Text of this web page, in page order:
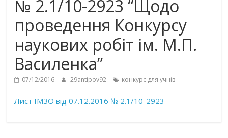
№ 2.1/10-2923 “Щодо
проведення Конкурсу
наукових робіт ім. М.П.
Василенка”
07/12/2016 29antipov92 конкурс для учнів
Лист ІМЗО від 07.12.2016 № 2.1/10-2923